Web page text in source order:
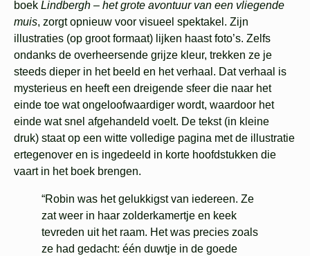
boek Lindbergh – het grote avontuur van een vliegende
muis, zorgt opnieuw voor visueel spektakel. Zijn
illustraties (op groot formaat) lijken haast foto’s. Zelfs
ondanks de overheersende grijze kleur, trekken ze je
steeds dieper in het beeld en het verhaal. Dat verhaal is
mysterieus en heeft een dreigende sfeer die naar het
einde toe wat ongeloofwaardiger wordt, waardoor het
einde wat snel afgehandeld voelt. De tekst (in kleine
druk) staat op een witte volledige pagina met de illustratie
ertegenover en is ingedeeld in korte hoofdstukken die
vaart in het boek brengen.
“Robin was het gelukkigst van iedereen. Ze
zat weer in haar zolderkamertje en keek
tevreden uit het raam. Het was precies zoals
ze had gedacht: één duwtje in de goede